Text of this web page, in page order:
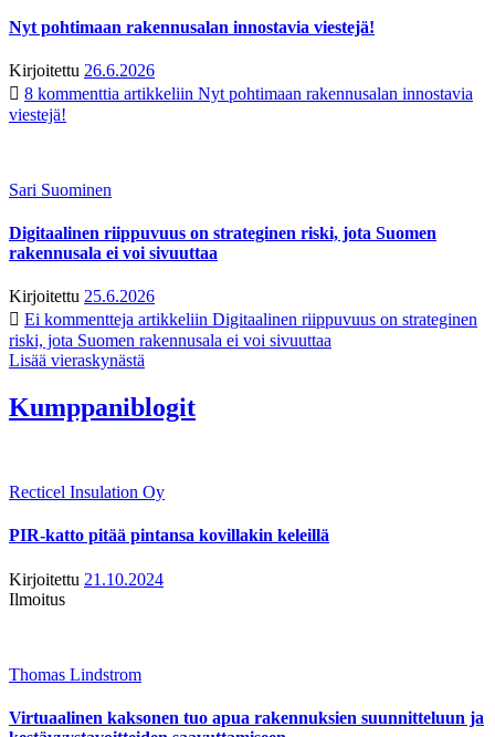
Nyt pohtimaan rakennusalan innostavia viestejä!
Kirjoitettu 26.6.2026
8 kommenttia artikkeliin Nyt pohtimaan rakennusalan innostavia
viestejä!
Sari Suominen
Digitaalinen riippuvuus on strateginen riski, jota Suomen
rakennusala ei voi sivuuttaa
Kirjoitettu 25.6.2026
Ei kommentteja artikkeliin Digitaalinen riippuvuus on strateginen
riski, jota Suomen rakennusala ei voi sivuuttaa
Lisää vieraskynästä
Kumppaniblogit
Recticel Insulation Oy
PIR-katto pitää pintansa kovillakin keleillä
Kirjoitettu 21.10.2024
Ilmoitus
Thomas Lindstrom
Virtuaalinen kaksonen tuo apua rakennuksien suunnitteluun ja